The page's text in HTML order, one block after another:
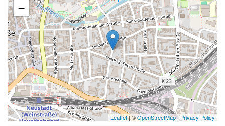
−
Leaflet| ©OpenStreetMap|Privacy Policy